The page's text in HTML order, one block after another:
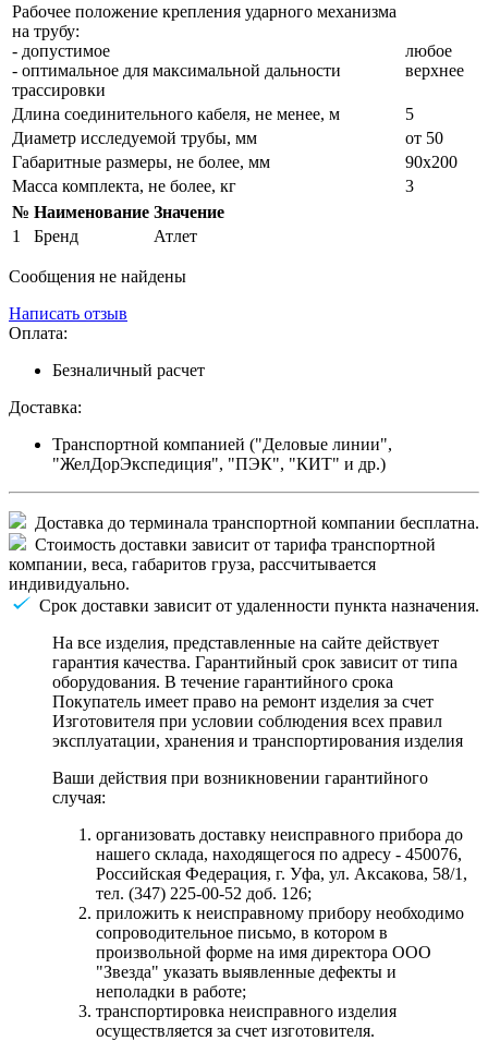
Рабочее положение крепления ударного механизма
на трубу:
- допустимое
- оптимальное для максимальной дальности
трассировки
любое
верхнее
Длина соединительного кабеля, не менее, м
5
Диаметр исследуемой трубы, мм
от 50
Габаритные размеры, не более, мм
90х200
Масса комплекта, не более, кг
3
№ Наименование Значение
1
Бренд Атлет
Сообщения не найдены
Написать отзыв
Оплата:
Безналичный расчет
Доставка:
Транспортной компанией ("Деловые линии",
"ЖелДорЭкспедиция", "ПЭК", "КИТ" и др.)
Доставка до терминала транспортной компании бесплатна.
Стоимость доставки зависит от тарифа транспортной
компании, веса, габаритов груза, рассчитывается
индивидуально.
Срок доставки зависит от удаленности пункта назначения.
На все изделия, представленные на сайте действует
гарантия качества. Гарантийный срок зависит от типа
оборудования. В течение гарантийного срока
Покупатель имеет право на ремонт изделия за счет
Изготовителя при условии соблюдения всех правил
эксплуатации, хранения и транспортирования изделия
Ваши действия при возникновении гарантийного
случая:
организовать доставку неисправного прибора до
нашего склада, находящегося по адресу - 450076,
Российская Федерация, г. Уфа, ул. Аксакова, 58/1,
тел. (347) 225-00-52 доб. 126;
приложить к неисправному прибору необходимо
сопроводительное письмо, в котором в
произвольной форме на имя директора ООО
"Звезда" указать выявленные дефекты и
неполадки в работе;
транспортировка неисправного изделия
осуществляется за счет изготовителя.